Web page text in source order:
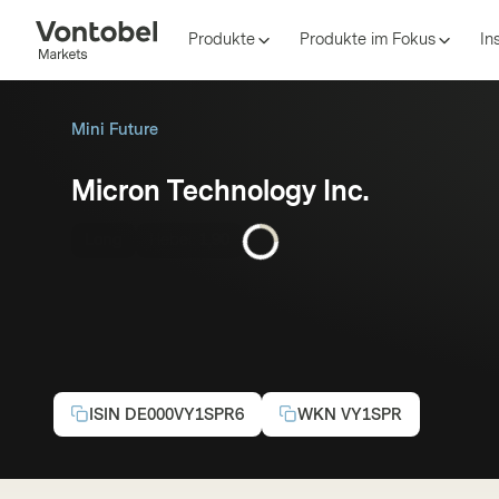
Produkte Produkte im Fokus
Mini Future
Micron Technology Inc.
ISIN DE000VY1SPR6 WKN VY1SPR